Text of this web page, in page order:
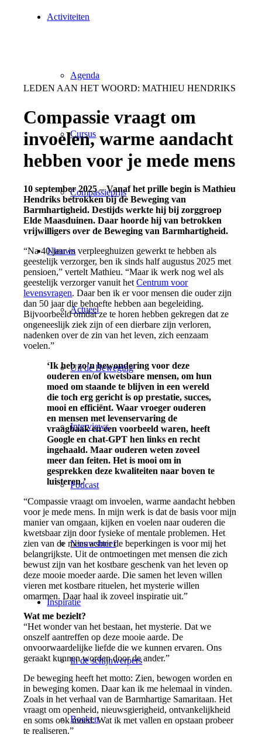
Activiteiten
Agenda
Cursus
Compassieprijs
Nieuws
Actueel
Uit de Beweging
Interviews
Podcast
Nieuwsbrief
Inspiratie
In de schijnwerpers
Boeken
LEDEN AAN HET WOORD: MATHIEU HENDRIKS
Compassie vraagt om
invoelen, warme aandacht
hebben voor je mede mens
10 september 2025 –Vanaf het prille begin is Mathieu
Hendriks betrokken bij de Beweging van
Barmhartigheid. Destijds werkte hij bij zorggroep
Elde Maasduinen. Daar hoorde hij van betrokken
vrijwilligers over de Beweging van Barmhartigheid.
“Na 40 jaar in verpleeghuizen gewerkt te hebben als
geestelijk verzorger, ben ik sinds half augustus 2025 met
pensioen,” vertelt Mathieu. “Maar ik werk nog wel als
geestelijk verzorger vanuit hetCentrum voor
levensvragen. Daar ben ik er voor mensen die ouder zijn
dan 50 jaar die behoefte hebben aan begeleiding.
Bijvoorbeeld omdat ze te horen hebben gekregen dat ze
ongeneeslijk ziek zijn of een dierbare zijn verloren,
nadenken over de zin van het leven, zich eenzaam
voelen.”
‘Ik heb zo’n bewondering voor deze
ouderen en/of kwetsbare mensen, om hun
moed om staande te blijven in een wereld
die toch erg gericht is op prestatie, succes,
mooi en efficiënt. Waar vroeger ouderen
en mensen met levenservaring de
vraagbaak en een voorbeeld waren, heeft
Google en chat-GPT hen links en recht
ingehaald. Maar ouderen weten zoveel
meer dan feiten. Het is mooi om in
gesprekken deze kwaliteiten naar boven te
luisteren.’
“Compassie vraagt om invoelen, warme aandacht hebben
voor je mede mens. In mijn werk is dat de basis voor mijn
manier van omgaan, kijken en voelen naar ouderen die
kwetsbaar zijn door fysieke of mentale problemen. Het
zien van de mens achter de beperkingen is voor mij het
belangrijkste. Uit de ontmoetingen met mensen die zich
bewust zijn van het kostbare geschenk van het leven op
deze mooie moeder aarde. Die samen het leven willen
vieren met kostbare rituelen, het mysterie willen
omarmen. Daar haal ik zoveel inspiratie uit.”
Wat me bezielt?
“Het wonder van het bestaan, het mysterie. Dat we
onszelf aantreffen op deze mooie aarde. De
onvoorwaardelijke liefde die we kunnen ervaren. Ons
geraakt kunnen worden door de ander.”
De beweging heeft het motto: Zien, bewogen worden en
in beweging komen. Daar kan ik me helemaal in vinden.
Zoals in het verhaal van de Barmhartige Samaritaan. Het
vraagt om openheid, nieuwsgierigheid, ontvankelijkheid
en soms ook moed. Wat ik met vallen en opstaan probeer
te realiseren.”